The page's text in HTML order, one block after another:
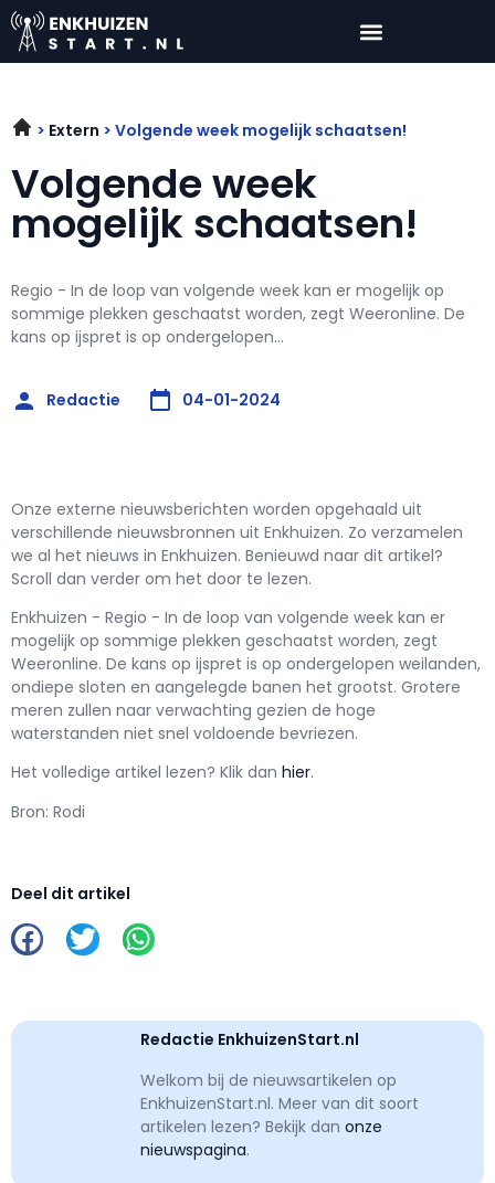
Extern Volgende week mogelijk schaatsen!
Volgende week
mogelijk schaatsen!
Regio - In de loop van volgende week kan er mogelijk op
sommige plekken geschaatst worden, zegt Weeronline. De
kans op ijspret is op ondergelopen...
Redactie 04-01-2024
Onze externe nieuwsberichten worden opgehaald uit
verschillende nieuwsbronnen uit Enkhuizen. Zo verzamelen
we al het nieuws in Enkhuizen. Benieuwd naar dit artikel?
Scroll dan verder om het door te lezen.
Enkhuizen - Regio - In de loop van volgende week kan er
mogelijk op sommige plekken geschaatst worden, zegt
Weeronline. De kans op ijspret is op ondergelopen weilanden,
ondiepe sloten en aangelegde banen het grootst. Grotere
meren zullen naar verwachting gezien de hoge
waterstanden niet snel voldoende bevriezen.
Het volledige artikel lezen? Klik dan hier.
Bron: Rodi
Deel dit artikel
Redactie EnkhuizenStart.nl
Welkom bij de nieuwsartikelen op
EnkhuizenStart.nl. Meer van dit soort
artikelen lezen? Bekijk dan onze
nieuwspagina.